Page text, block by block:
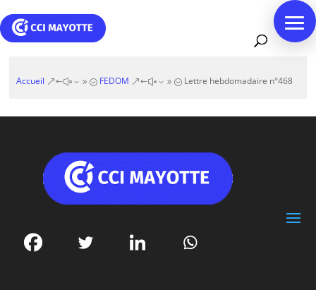
Accueil &#x39; FEDOM &#x39; Lettre hebdomadaire n°468